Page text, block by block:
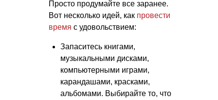
Просто продумайте все заранее.
Вот несколько идей, как провести
время с удовольствием:
Запаситесь книгами,
музыкальными дисками,
компьютерными играми,
карандашами, красками,
альбомами. Выбирайте то, что